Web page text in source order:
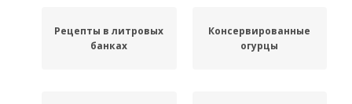
Рецепты в литровых
банках
Консервированные
огурцы